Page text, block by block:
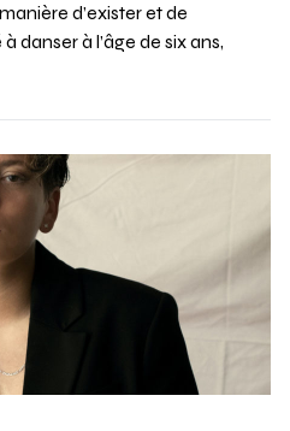
d’exister et de
danser à l’âge de six ans,